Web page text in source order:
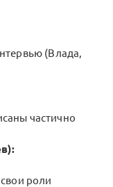
(Влада,
частично
роли